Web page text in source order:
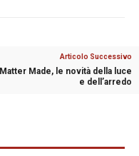
Articolo Successivo
Matter Made, le novità della luce
e dell’arredo